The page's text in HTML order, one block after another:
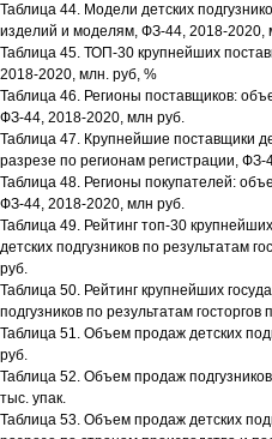
Таблица 44. Модели детских
изделий и моделям, ФЗ-44, 2018-2020,
Таблица 45. ТОП-30 крупнейших
2018-2020, млн. руб, %
Таблица 46. Регионы поставщиков:
ФЗ-44, 2018-2020, млн руб.
Таблица 47. Крупнейшие поставщики
разрезе по регионам регистрации, ФЗ-
Таблица 48. Регионы покупателей:
ФЗ-44, 2018-2020, млн руб.
Таблица 49. Рейтинг топ-30
детских подгузников по результатам
руб.
Таблица 50. Рейтинг крупнейших
подгузников по результатам
Таблица 51. Объем продаж детских
руб.
Таблица 52. Объем продаж
тыс. упак.
Таблица 53. Объем продаж детских